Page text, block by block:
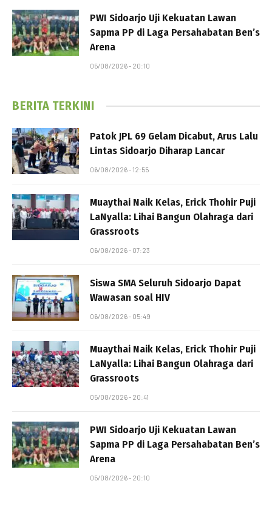
PWI Sidoarjo Uji Kekuatan Lawan
Sapma PP di Laga Persahabatan Ben’s
Arena
05/08/2026 - 20:10
BERITA TERKINI
Patok JPL 69 Gelam Dicabut, Arus Lalu
Lintas Sidoarjo Diharap Lancar
06/08/2026 - 12:55
Muaythai Naik Kelas, Erick Thohir Puji
LaNyalla: Lihai Bangun Olahraga dari
Grassroots
06/08/2026 - 07:23
Siswa SMA Seluruh Sidoarjo Dapat
Wawasan soal HIV
06/08/2026 - 05:49
Muaythai Naik Kelas, Erick Thohir Puji
LaNyalla: Lihai Bangun Olahraga dari
Grassroots
05/08/2026 - 20:41
PWI Sidoarjo Uji Kekuatan Lawan
Sapma PP di Laga Persahabatan Ben’s
Arena
05/08/2026 - 20:10